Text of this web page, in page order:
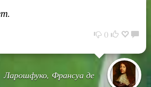
0
Ларошфуко, Франсуа де